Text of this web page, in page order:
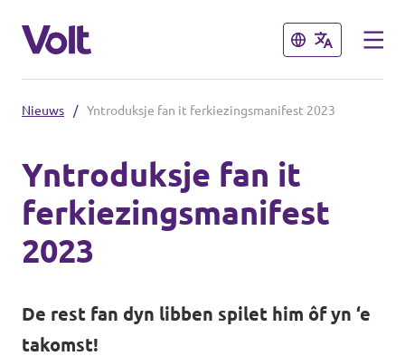
Sluiten
Nederlands
Volt Groningen
Sluiten
Standpunten
Over Volt
Mensen
Nieuws / Yntroduksje fan it ferkiezingsmanifest 2023
Yntroduksje fan it
ferkiezingsmanifest
2023
De rest fan dyn libben spilet him ôf yn ‘e
takomst!